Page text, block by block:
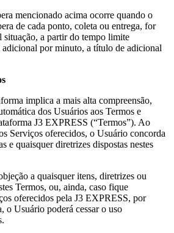
mencionado acima ocorre quando o
de cada ponto, coleta ou entrega, for
situação, a partir do tempo limite
adicional por minuto, a título de adicional
implica a mais alta compreensão,
dos Usuários aos Termos e
J3 EXPRESS (“Termos”). Ao
Serviços oferecidos, o Usuário concorda
e quaisquer diretrizes dispostas nestes
a quaisquer itens, diretrizes ou
Termos, ou, ainda, caso fique
oferecidos pela J3 EXPRESS, por
o Usuário poderá cessar o uso